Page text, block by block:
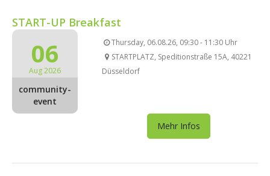
START-UP Breakfast
06
Aug 2026
community-
event
Thursday, 06.08.26, 09:30 - 11:30 Uhr
STARTPLATZ, Speditionstraße 15A, 40221
Düsseldorf
Mehr Infos